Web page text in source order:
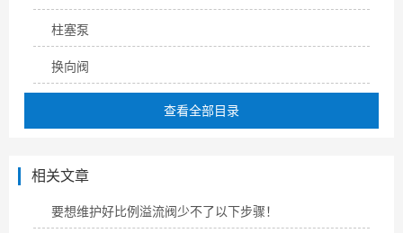
柱塞泵
换向阀
查看全部目录
相关文章
要想维护好比例溢流阀少不了以下步骤！